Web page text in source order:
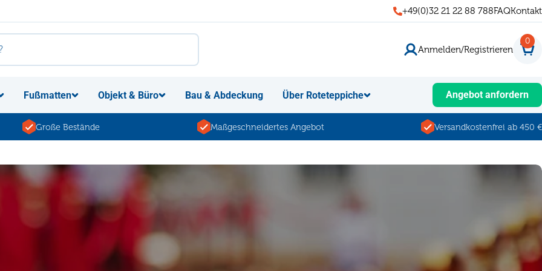
+49(0)32 21 22 88 788FAQKontakt
Anmelden/Registrieren
0
Fußmatten Objekt & Büro Bau & Abdeckung Über Roteteppiche Angebot anfordern
Große Bestände Maßgeschneidertes Angebot Versandkostenfrei ab 450 €